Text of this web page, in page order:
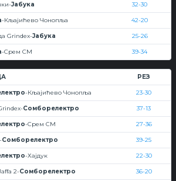
Јабука 32-30
-Кљајићево Чонопља 42-20
Grindex-Јабука 25-26
-Срем СМ 39-34
РЕЗ
-Кљајићево Чонопља 23-30
Сомборелектро 37-13
-Срем СМ 27-36
Сомборелектро 39-25
-Хајдук 22-30
2-Сомборелектро 36-20